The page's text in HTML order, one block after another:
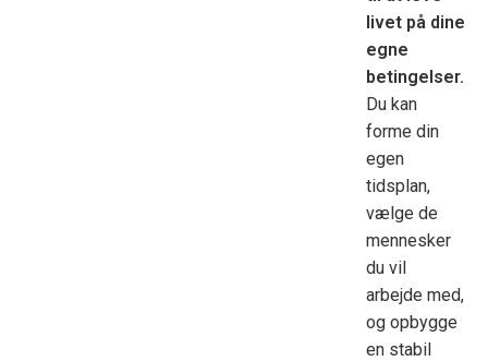
livet på dine
egne
betingelser.
Du kan
forme din
egen
tidsplan,
vælge de
mennesker
du vil
arbejde med,
og opbygge
en stabil